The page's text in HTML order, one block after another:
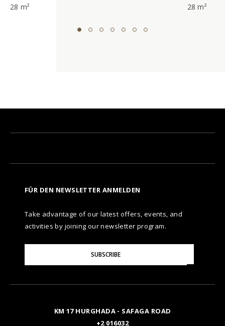
28 m²
28 m²
FÜR DEN NEWSLETTER ANMELDEN
Take advantage of our latest offers, events, and
activities by joining our newsletter program.
Your
SUBSCRIBE
KM 17 HURGHADA - SAFAGA ROAD
+2 016032